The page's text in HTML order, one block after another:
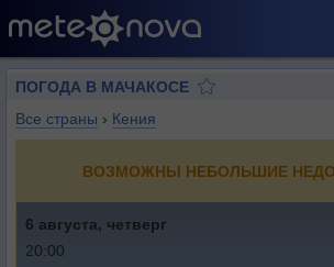
ПОГОДА В МАЧАКОСЕ
Все страны › Кения
ВОЗМОЖНЫ НЕБОЛЬШИЕ
6 августа, четверг
20:00